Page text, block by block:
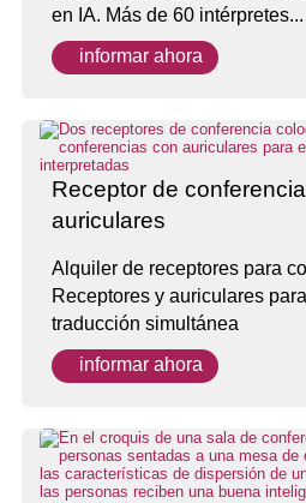
en IA. Más de 60 intérpretes...
informar ahora
Receptor de
auriculares
Alquiler de receptores para
Receptores y auriculares
traducción simultánea
informar ahora